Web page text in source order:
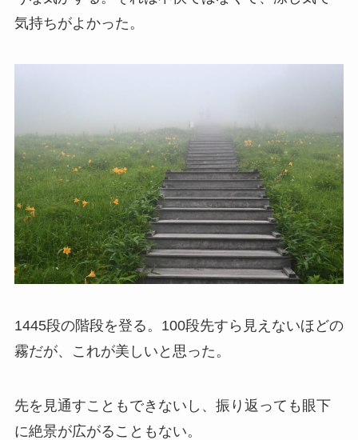
気持ちがよかった。
1445段の階段を登る。100段先すら見えないほどの
霧だが、これが美しいと思った。
先を見通すこともできないし、振り返っても眼下
に絶景が広がることもない。